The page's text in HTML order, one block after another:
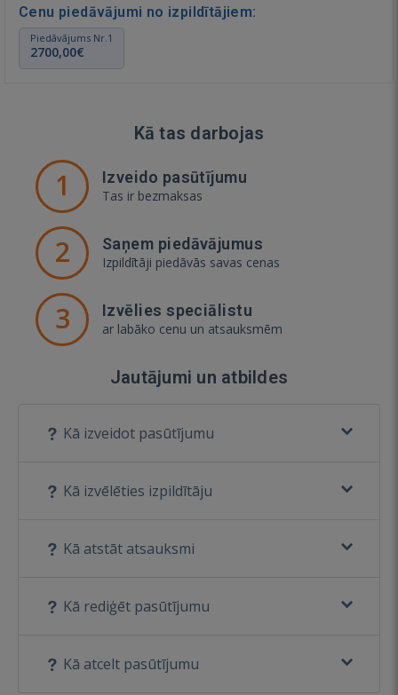
Cenu piedāvājumi no izpildītājiem:
Piedāvājums Nr.1
2700,00€
Kā tas darbojas
1 Izveido pasūtījumu
Tas ir bezmaksas
2 Saņem piedāvājumus
Izpildītāji piedāvās savas cenas
3 Izvēlies speciālistu
ar labāko cenu un atsauksmēm
Jautājumi un atbildes
Kā izveidot pasūtījumu
Kā izvēlēties izpildītāju
Kā atstāt atsauksmi
Kā rediģēt pasūtījumu
Kā atcelt pasūtījumu